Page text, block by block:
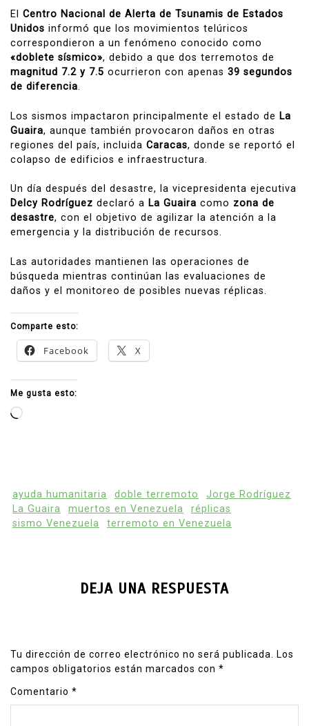
El Centro Nacional de Alerta de Tsunamis de Estados
Unidos informó que los movimientos telúricos
correspondieron a un fenómeno conocido como
«doblete sísmico», debido a que dos terremotos de
magnitud 7.2 y 7.5 ocurrieron con apenas 39 segundos
de diferencia.
Los sismos impactaron principalmente el estado de La
Guaira, aunque también provocaron daños en otras
regiones del país, incluida Caracas, donde se reportó el
colapso de edificios e infraestructura.
Un día después del desastre, la vicepresidenta ejecutiva
Delcy Rodríguez declaró a La Guaira como zona de
desastre, con el objetivo de agilizar la atención a la
emergencia y la distribución de recursos.
Las autoridades mantienen las operaciones de
búsqueda mientras continúan las evaluaciones de
daños y el monitoreo de posibles nuevas réplicas.
Comparte esto:
Facebook X
Me gusta esto:
Cargando...
ayuda humanitaria doble terremoto
Jorge Rodríguez
La Guaira
muertos en Venezuela
réplicas
sismo Venezuela
terremoto en Venezuela
DEJA UNA RESPUESTA
Tu dirección de correo electrónico no será publicada.
Los
campos obligatorios están marcados con *
Comentario *